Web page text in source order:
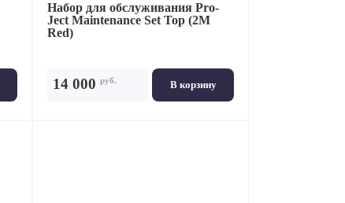
Набор для обслуживания Pro-
Ject Maintenance Set Top (2M
Red)
В корзину
14 000 руб.